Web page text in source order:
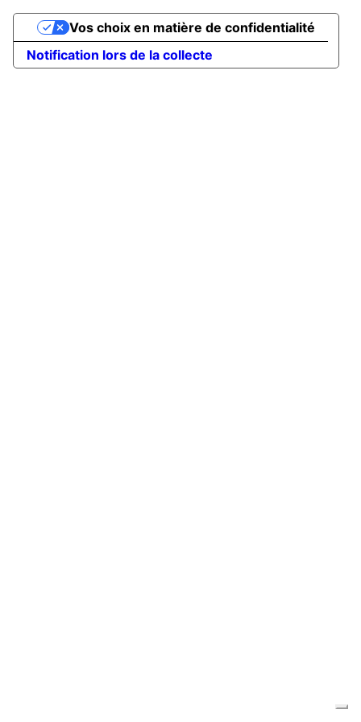
Notification lors de la collecte
Vos choix en matière de confidentialité